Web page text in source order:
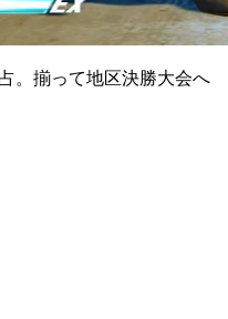
。揃って地区決勝大会へ